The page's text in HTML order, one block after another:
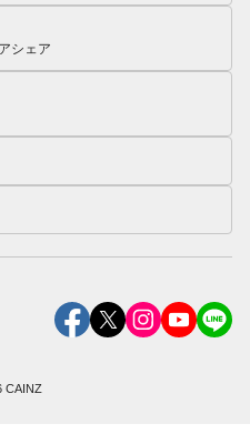
シェア
CAINZ